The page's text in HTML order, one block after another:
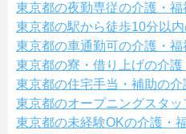
東京都の夜勤専従の介護・福
東京都の駅から徒歩10分以
東京都の車通勤可の介護・福
東京都の寮・借り上げの介護
東京都の住宅手当・補助の介
東京都のオープニングスタ
東京都の未経験OKの介護・